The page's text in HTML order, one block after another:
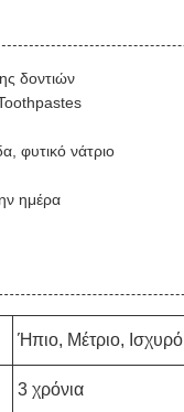
δοντιών
φυτικό νάτριο
ημέρα
Ήπιο, Μέτριο, Ισχυρό
3 χρόνια